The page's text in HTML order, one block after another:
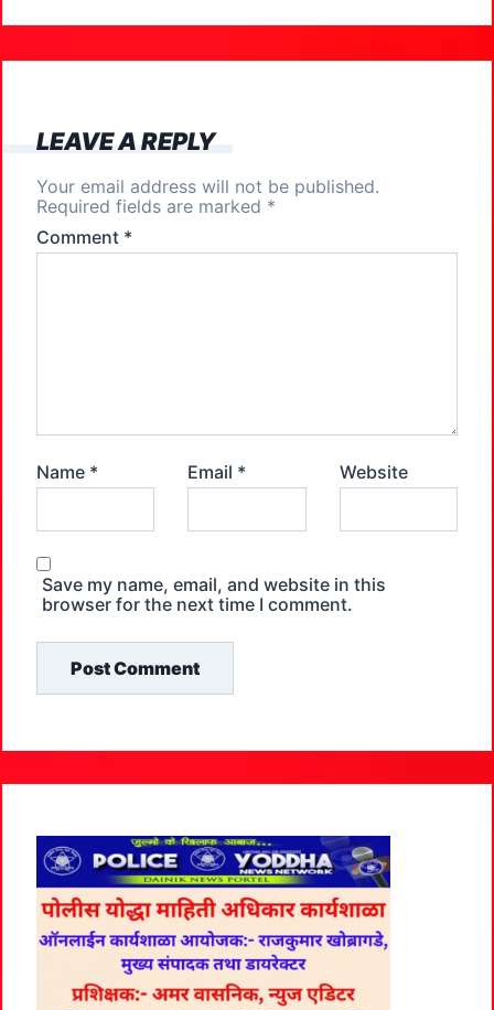
b
o
k
d
o
LEAVE A REPLY
Your email address will not be published.
Required fields are marked *
Comment *
Name * Email * Website
Save my name, email, and website in this
browser for the next time I comment.